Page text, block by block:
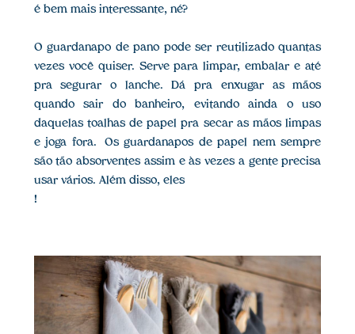
é bem mais interessante, né?
O guardanapo de pano pode ser reutilizado quantas
vezes você quiser. Serve para limpar, embalar e até
pra segurar o lanche. Dá pra enxugar as mãos
quando sair do banheiro, evitando ainda o uso
daquelas toalhas de papel pra secar as mãos limpas
e joga fora. Os guardanapos de papel nem sempre
são tão absorventes assim e às vezes a gente precisa
usar vários. Além disso, eles
!